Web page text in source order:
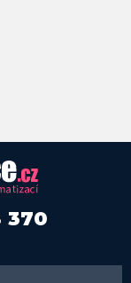
370